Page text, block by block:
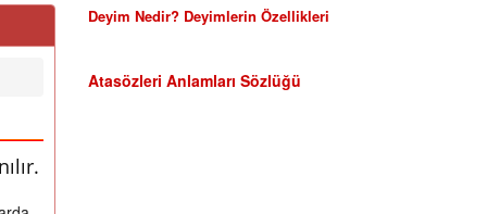
Deyim Nedir? Deyimlerin Özellikleri
Atasözleri Anlamları Sözlüğü